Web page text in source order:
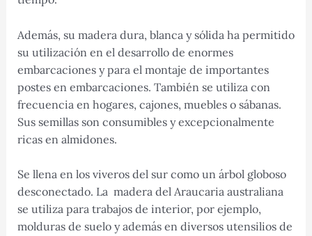
Además, su madera dura, blanca y sólida ha permitido
su utilización en el desarrollo de enormes
embarcaciones y para el montaje de importantes
postes en embarcaciones. También se utiliza con
frecuencia en hogares, cajones, muebles o sábanas.
Sus semillas son consumibles y excepcionalmente
ricas en almidones.
Se llena en los viveros del sur como un árbol globoso
desconectado. La madera del Araucaria australiana
se utiliza para trabajos de interior, por ejemplo,
molduras de suelo y además en diversos utensilios de